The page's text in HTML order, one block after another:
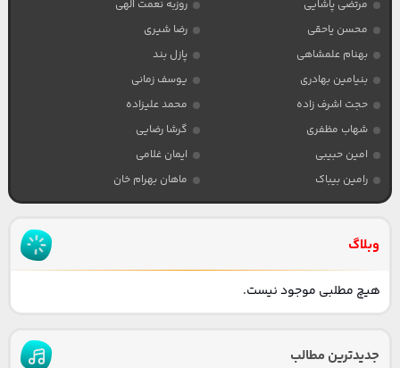
مرتضی پاشایی
روزبه نعمت الهی
محسن یاحقی
رضا شیری
بهنام علمشاهی
پازل بند
بنیامین بهادری
یوسف زمانی
حجت اشرف زاده
محمد علیزاده
شهاب مظفری
گرشا رضایی
امین حبیبی
ایمان غلامی
رامین بیباک
ماهان بهرام خان
وبلاگ
هیچ مطلبی موجود نیست.
جدیدترین مطالب